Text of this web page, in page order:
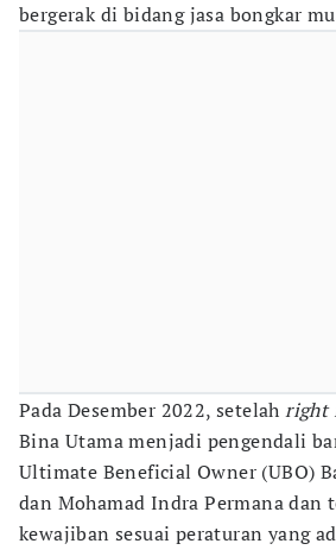
bergerak di bidang jasa bongkar
Pada Desember 2022, setelahright
Bina Utama menjadi pengendali
Ultimate Beneficial Owner (UBO)
dan Mohamad Indra Permana dan
kewajiban sesuai peraturan yang